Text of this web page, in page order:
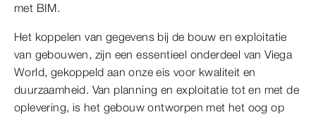
met BIM.
Het koppelen van gegevens bij de bouw en exploitatie
van gebouwen, zijn een essentieel onderdeel van Viega
World, gekoppeld aan onze eis voor kwaliteit en
duurzaamheid. Van planning en exploitatie tot en met de
oplevering, is het gebouw ontworpen met het oog op